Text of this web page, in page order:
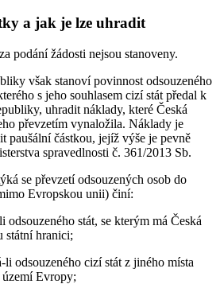
a jak je lze uhradit
podání žádosti nejsou stanoveny.
však stanoví povinnost odsouzeného
s jeho souhlasem cizí stát předal k
uhradit náklady, které Česká
převzetím vynaložila. Náklady je
paušální částkou, jejíž výše je pevně
spravedlnosti č. 361/2013 Sb.
se převzetí odsouzených osob do
Evropskou unii) činí:
odsouzeného stát, se kterým má Česká
státní hranici;
odsouzeného cizí stát z jiného místa
území Evropy;